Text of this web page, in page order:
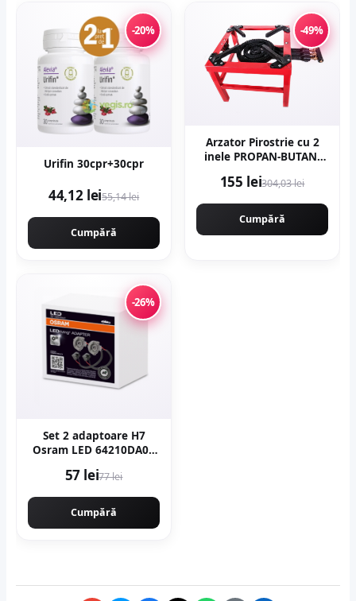
-20%
Urifin 30cpr+30cpr
44,12 lei55,14 lei
Cumpără
-49%
Arzator Pirostrie cu 2
inele PROPAN-BUTAN,
EurGas B4195
155 lei304,03 lei
Cumpără
-26%
Set 2 adaptoare H7
Osram LED 64210DA09
57 lei77 lei
Cumpără